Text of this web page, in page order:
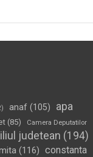
anaf(105)
apa
(85)
Camera Deputatilor
judetean (194)
(116) constanta